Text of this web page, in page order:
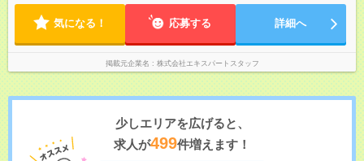
気になる！ 応募する 詳細へ
掲載元企業名 株式会社エキスパートスタッフ
少しエリアを広げると、
求人が499件増えます！